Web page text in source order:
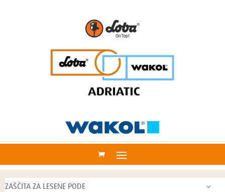
ZAŠČITA ZA LESENE PODE